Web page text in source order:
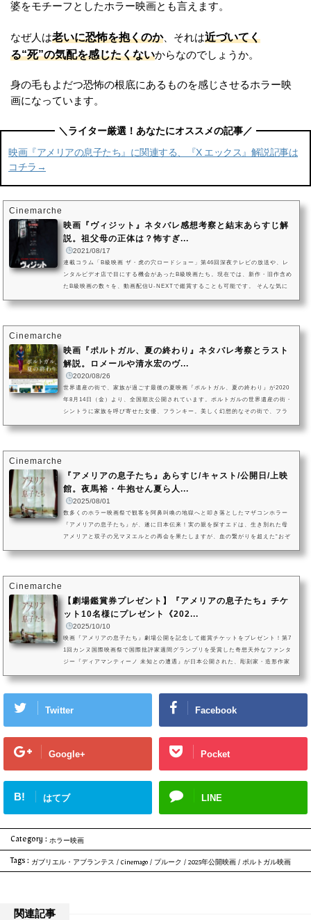
婆をモチーフとしたホラー映画とも言えます。
なぜ人は老いに恐怖を抱くのか、それは近づいてく
る“死”の気配を感じたくないからなのでしょうか。
身の毛もよだつ恐怖の根底にあるものを感じさせるホラー映
画になっています。
映画『アメリアの息子たち』に関連する、『X エックス』解説記事は
コチラ→
Cinemarche
映画『ヴィジット』ネタバレ感想考察と結末あらすじ解
説。祖父母の正体は？怖すぎ...
2021/08/17
連載コラム「B級映画 ザ・虎の穴ロードショー」第46回深夜テレビの放送や、レ
ンタルビデオ店で目にする機会があったB級映画たち。現在では、新作・旧作含め
たB級映画の数々を、動画配信U-NEXTで鑑賞することも可能です。 そんな気に
Cinemarche
映画『ポルトガル、夏の終わり』ネタバレ考察とラスト
解説。ロメールや清水宏のヴ...
2020/08/26
世界遺産の街で、家族が過ごす最後の夏映画『ポルトガル、夏の終わり』が2020
年8月14日（金）より、全国順次公開されています。ポルトガルの世界遺産の街・
シントラに家族を呼び寄せた女優、フランキー。美しく幻想的なその街で、フラ
Cinemarche
『アメリアの息子たち』あらすじ/キャスト/公開日/上映
館。夜馬裕・牛抱せん夏ら人...
2025/08/01
数多くのホラー映画祭で観客を阿鼻叫喚の地獄へと叩き落としたマザコンホラー
『アメリアの息子たち』が、遂に日本伝来！実の親を探すエドは、生き別れた母
アメリアと双子の兄マヌエルとの再会を果たしますが、血の繋がりを超えた“おぞ
Cinemarche
【劇場鑑賞券プレゼント】『アメリアの息子たち』チケ
ット10名様にプレゼント《202...
2025/10/10
映画『アメリアの息子たち』劇場公開を記念して鑑賞チケットをプレゼント！第7
1回カンヌ国際映画祭で国際批評家週間グランプリを受賞した奇想天外なファンタ
ジー『ディアマンティーノ 未知との遭遇』が日本公開された、彫刻家・造形作家
5年10月25日（土）渋谷シアター・イメージフォーラムで劇場公開！され...
Twitter Facebook
Google+ Pocket
B! はてブ LINE
Category : ホラー映画
Tags : ガブリエル・アブランテス / Cinemago / プルーク / 2025年公開映画 / ポルトガル映画
関連記事